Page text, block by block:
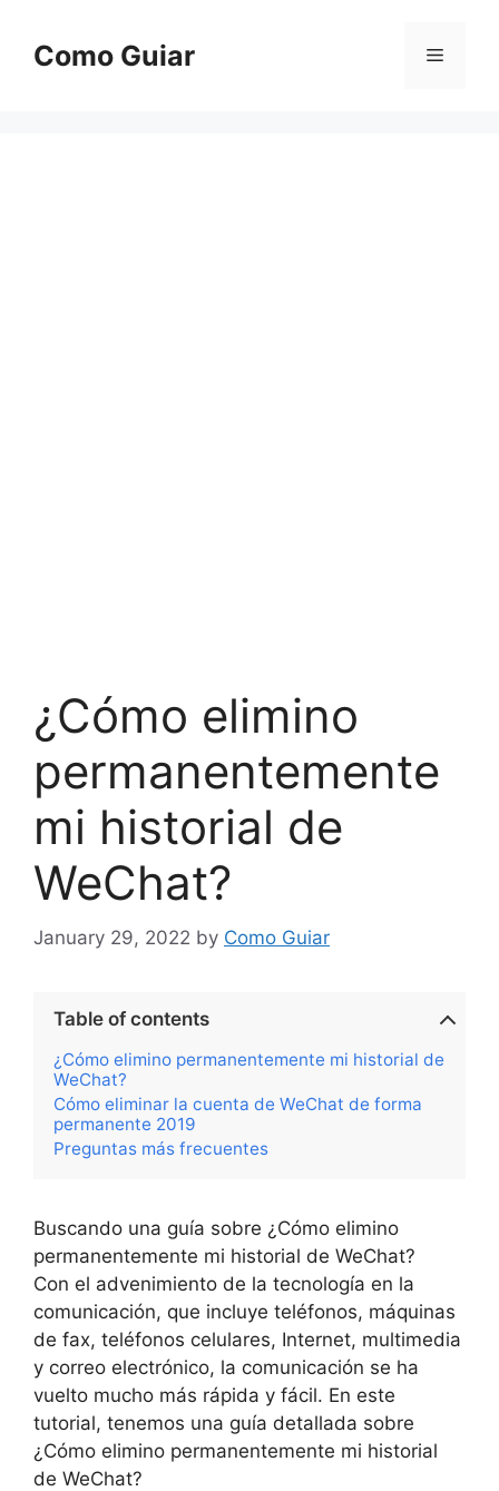
contentComo Guiar Menu
¿Cómo elimino
permanentemente
mi historial de
WeChat?
January 29, 2022 by Como Guiar
Table of contents
¿Cómo elimino permanentemente mi historial de
WeChat?
Cómo eliminar la cuenta de WeChat de forma
permanente 2019
Preguntas más frecuentes
Buscando una guía sobre ¿Cómo elimino
permanentemente mi historial de WeChat?
Con el advenimiento de la tecnología en la
comunicación, que incluye teléfonos, máquinas
de fax, teléfonos celulares, Internet, multimedia
y correo electrónico, la comunicación se ha
vuelto mucho más rápida y fácil. En este
tutorial, tenemos una guía detallada sobre
¿Cómo elimino permanentemente mi historial
de WeChat?